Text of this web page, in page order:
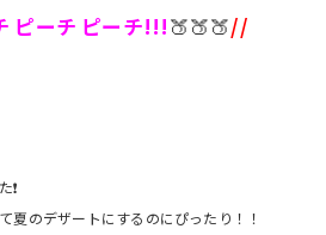
ピーチ ピーチ!!!🍑🍑🍑//
夏のデザートにするのにぴったり！！